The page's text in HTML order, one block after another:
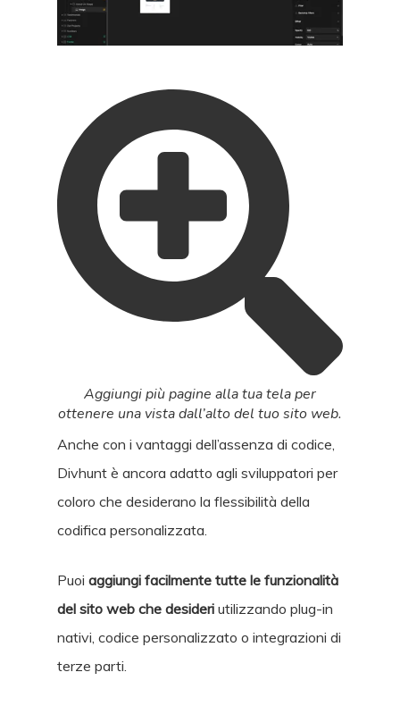
Aggiungi più pagine alla tua tela per
ottenere una vista dall’alto del tuo sito web.
Anche con i vantaggi dell’assenza di codice,
Divhunt è ancora adatto agli sviluppatori per
coloro che desiderano la flessibilità della
codifica personalizzata.
Puoi aggiungi facilmente tutte le funzionalità
del sito web che desideri utilizzando plug-in
nativi, codice personalizzato o integrazioni di
terze parti.